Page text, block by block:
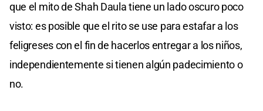
que el mito de Shah Daula tiene un lado oscuro poco
visto: es posible que el rito se use para estafar a los
feligreses con el fin de hacerlos entregar a los niños,
independientemente si tienen algún padecimiento o
no.